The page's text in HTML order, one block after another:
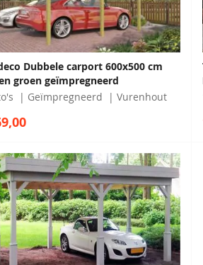
Dubbele carport 600x500 cm
groen geïmpregneerd
Geïmpregneerd Vurenhout